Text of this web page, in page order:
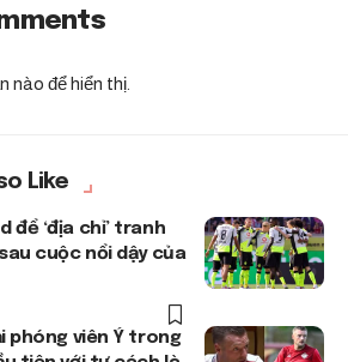
nào để hiển thị.
Like
để ‘địa chỉ’ tranh
cuộc nổi dậy của
phóng viên Ý trong